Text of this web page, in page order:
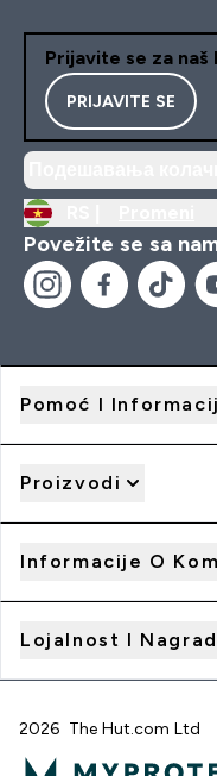
Prijavite se za naš
PRIJAVITE SE
Povežite se sa
Pomoć I
Proizvodi
Informacije O
Lojalnost I
2026 The Hut.com Ltd